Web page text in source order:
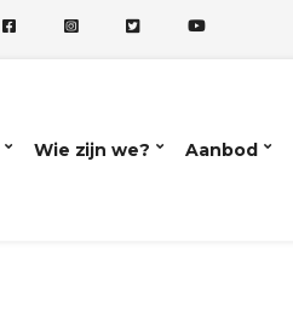
Wie zijn we? Aanbod